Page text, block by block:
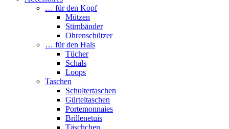
… für den Kopf
Mützen
Stirnbänder
Ohrenschützer
… für den Hals
Tücher
Schals
Loops
Taschen
Schultertaschen
Gürteltaschen
Portemonnaies
Brillenetuis
Täschchen